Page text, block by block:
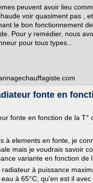
peuvent avoir lieu
voir quasiment pas ,
le bon fonctionnement
Pour y remédier, nous
pour tous types...
fonte en
fonte en fonction de la T°
à elements en fonte, je
mais je voudrais savoir
variante en fonction de
à puissance
à 65°C, qu'en est il